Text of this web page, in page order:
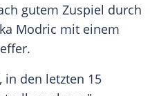
gutem Zuspiel durch
Modric mit einem
in den letzten 15